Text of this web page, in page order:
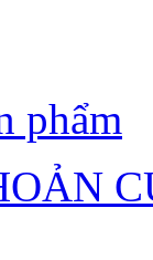
phẩm